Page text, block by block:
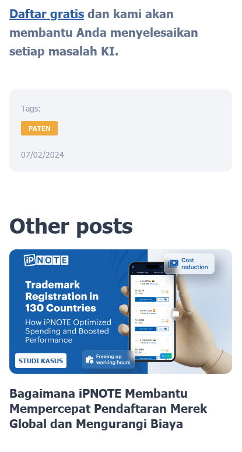
Daftar gratis dan kami akan
membantu Anda menyelesaikan
setiap masalah KI.
Tags:
PATEN
07/02/2024
Other posts
STUDI KASUS
Bagaimana iPNOTE Membantu
Mempercepat Pendaftaran Merek
Global dan Mengurangi Biaya